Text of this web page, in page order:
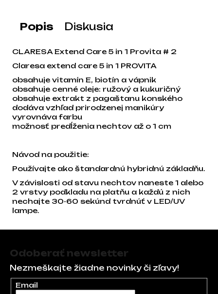
Popis Diskusia
CLARESA Extend Care 5 in 1 Provita # 2
Claresa extend care 5 in 1 PROVITA
obsahuje vitamín E, biotín a vápnik
obsahuje cenné oleje: ružový a kukuričný
obsahuje extrakt z pagaštanu konského
dodáva vzhľad prirodzenej manikúry
vyrovnáva farbu
možnosť predĺženia nechtov až o 1 cm
Návod na použitie:
Používajte ako štandardnú hybridnú základňu.
V závislosti od stavu nechtov naneste 1 alebo
2 vrstvy podkladu na platňu a každú z nich
nechajte 30-60 sekúnd tvrdnúť v LED/UV
lampe.
Odoberať newsletter
Nezmeškajte žiadne novinky či zľavy!
Email